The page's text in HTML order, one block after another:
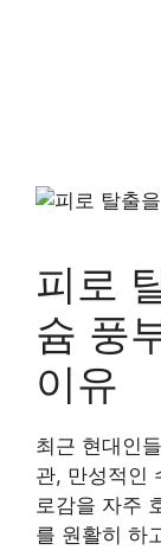
피로
슘 풍
이유
최근 현대인
관, 만성적인
로감을 자주
를 원활히 하